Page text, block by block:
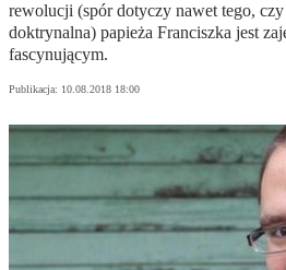
rewolucji (spór dotyczy nawet tego, czy
doktrynalna) papieża Franciszka jest
fascynującym.
Publikacja: 10.08.2018 18:00